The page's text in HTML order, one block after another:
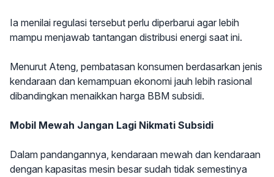
Ia menilai regulasi tersebut perlu diperbarui agar lebih
mampu menjawab tantangan distribusi energi saat ini.
Menurut Ateng, pembatasan konsumen berdasarkan jenis
kendaraan dan kemampuan ekonomi jauh lebih rasional
dibandingkan menaikkan harga BBM subsidi.
Mobil Mewah Jangan Lagi Nikmati Subsidi
Dalam pandangannya, kendaraan mewah dan kendaraan
dengan kapasitas mesin besar sudah tidak semestinya